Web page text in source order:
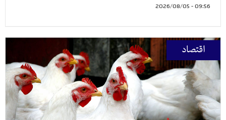
09:56 - 2026/08/05
اقتصاد